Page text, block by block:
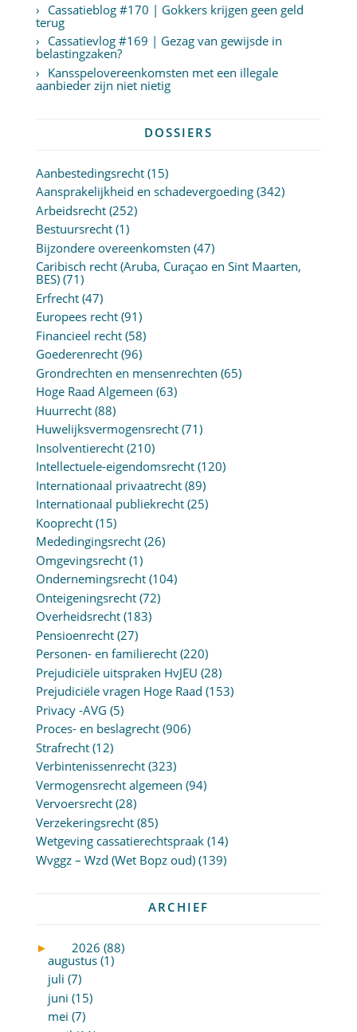
Cassatieblog #170 | Gokkers krijgen geen geld
terug
Cassatievlog #169 | Gezag van gewijsde in
belastingzaken?
Kansspelovereenkomsten met een illegale
aanbieder zijn niet nietig
DOSSIERS
Aanbestedingsrecht(15)
Aansprakelijkheid en schadevergoeding(342)
Arbeidsrecht(252)
Bestuursrecht(1)
Bijzondere overeenkomsten (47)
Caribisch recht (Aruba, Curaçao en Sint Maarten,
BES)(71)
Erfrecht(47)
Europees recht(91)
Financieel recht(58)
Goederenrecht(96)
Grondrechten en mensenrechten (65)
Hoge Raad Algemeen (63)
Huurrecht(88)
Huwelijksvermogensrecht(71)
Insolventierecht(210)
Intellectuele-eigendomsrecht(120)
Internationaal privaatrecht(89)
Internationaal publiekrecht(25)
Kooprecht(15)
Mededingingsrecht(26)
Omgevingsrecht(1)
Ondernemingsrecht(104)
Onteigeningsrecht(72)
Overheidsrecht(183)
Pensioenrecht(27)
Personen- en familierecht(220)
Prejudiciële uitspraken HvJEU (28)
Prejudiciële vragen Hoge Raad (153)
Privacy -AVG (5)
Proces- en beslagrecht(906)
Strafrecht(12)
Verbintenissenrecht(323)
Vermogensrecht algemeen (94)
Vervoersrecht(28)
Verzekeringsrecht(85)
Wetgeving cassatierechtspraak(14)
Wvggz – Wzd (Wet Bopz oud)(139)
ARCHIEF
►
2026 (88)
augustus (1)
juli (7)
juni (15)
mei (7)